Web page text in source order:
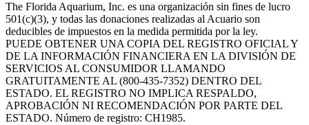
The Florida Aquarium, Inc. es una organización sin fines de lucro
501(c)(3), y todas las donaciones realizadas al Acuario son
deducibles de impuestos en la medida permitida por la ley.
PUEDE OBTENER UNA COPIA DEL REGISTRO OFICIAL Y
DE LA INFORMACIÓN FINANCIERA EN LA DIVISIÓN DE
SERVICIOS AL CONSUMIDOR LLAMANDO
GRATUITAMENTE AL (800-435-7352) DENTRO DEL
ESTADO. EL REGISTRO NO IMPLICA RESPALDO,
APROBACIÓN NI RECOMENDACIÓN POR PARTE DEL
ESTADO. Número de registro: CH1985.